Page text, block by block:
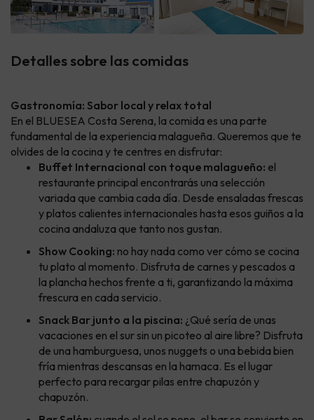
Detalles sobre las comidas
Gastronomía: Sabor local y relax total
En el BLUESEA Costa Serena, la comida es una parte
fundamental de la experiencia malagueña. Queremos que te
olvides de la cocina y te centres en disfrutar:
Buffet Internacional con toque malagueño: el
restaurante principal encontrarás una selección
variada que cambia cada día. Desde ensaladas frescas
y platos calientes internacionales hasta esos guiños a la
cocina andaluza que tanto nos gustan.
Show Cooking: no hay nada como ver cómo se cocina
tu plato al momento. Disfruta de carnes y pescados a
la plancha hechos frente a ti, garantizando la máxima
frescura en cada servicio.
Snack Bar junto a la piscina: ¿Qué sería de unas
vacaciones en el sur sin un picoteo al aire libre? Disfruta
de una hamburguesa, unos nuggets o una bebida bien
fría mientras descansas en la hamaca. Es el lugar
perfecto para recargar pilas entre chapuzón y
chapuzón.